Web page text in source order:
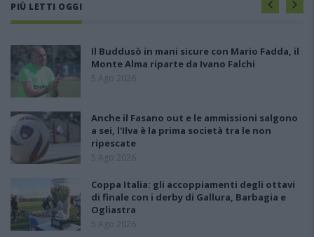
PIÙ LETTI OGGI
Il Buddusò in mani sicure con Mario Fadda, il
Monte Alma riparte da Ivano Falchi
5 Ago 2026
Anche il Fasano out e le ammissioni salgono
a sei, l'Ilva è la prima società tra le non
ripescate
5 Ago 2026
Coppa Italia: gli accoppiamenti degli ottavi
di finale con i derby di Gallura, Barbagia e
Ogliastra
5 Ago 2026